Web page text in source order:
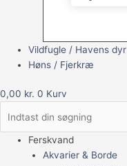
Vildfugle / Havens dyr
Høns / Fjerkræ
0,00 kr. 0 Kurv
Ferskvand
Akvarier & Borde